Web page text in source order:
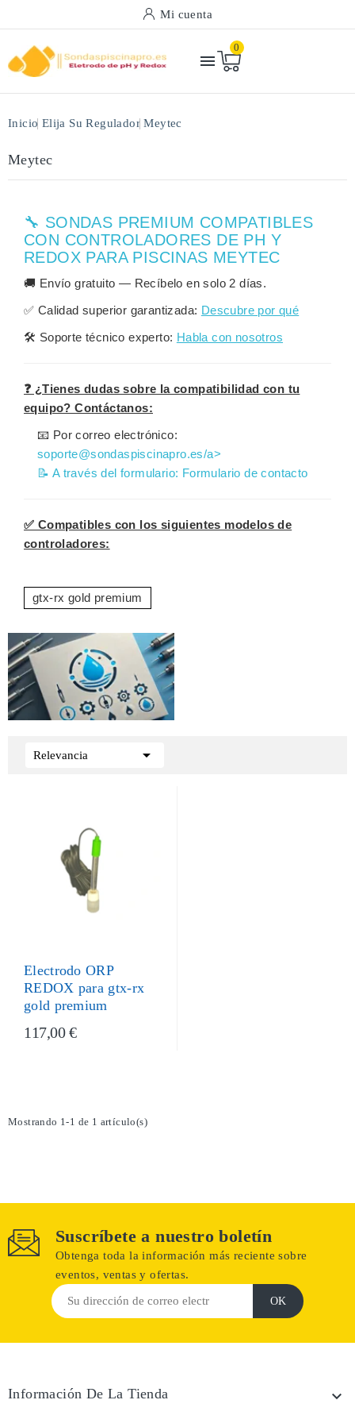
Mi cuenta

0
Inicio Elija Su Regulador Meytec
Meytec
🔧 SONDAS PREMIUM COMPATIBLES
CON CONTROLADORES DE PH Y
REDOX PARA PISCINAS MEYTEC
🚚 Envío gratuito — Recíbelo en solo 2 días.
✅ Calidad superior garantizada: Descubre por qué
🛠️ Soporte técnico experto: Habla con nosotros
❓ ¿Tienes dudas sobre la compatibilidad con tu
equipo? Contáctanos:
📧 Por correo electrónico:
soporte@sondaspiscinapro.es/a>
📝 A través del formulario: Formulario de contacto
✅ Compatibles con los siguientes modelos de
controladores:
gtx-rx gold premium
Relevancia 
Electrodo ORP
REDOX para gtx-rx
gold premium
117,00 €
Mostrando 1-1 de 1 artículo(s)
Suscríbete a nuestro boletín
Obtenga toda la información más reciente sobre
eventos, ventas y ofertas.
Información De La Tienda 